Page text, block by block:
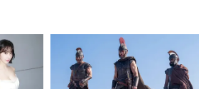
pella、Mandarin Oriental、JOAL
I、Raffles、Banyan Tree、IHG、Ma
rriott等頂級飯店集團。 策劃並執行超過7